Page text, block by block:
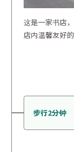
这是一家书店
店内温馨友好
步行2分钟